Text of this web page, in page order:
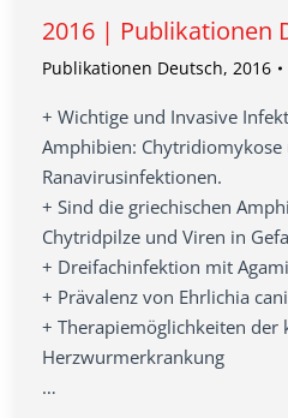
2016 | Publikationen
Publikationen Deutsch, 2016
+ Wichtige und Invasive
Amphibien: Chytridiomykose
Ranavirusinfektionen.
+ Sind die griechischen
Chytridpilze und Viren in
+ Dreifachinfektion mit
+ Prävalenz von Ehrlichia
+ Therapiemöglichkeiten der
Herzwurmerkrankung
…